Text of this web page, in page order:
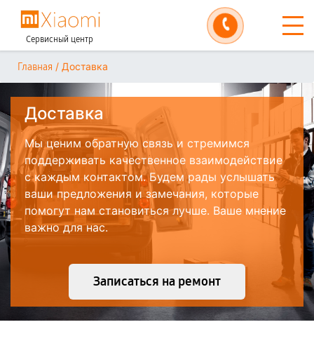
Сервисный центр
Главная / Доставка
Доставка
Мы ценим обратную связь и стремимся
поддерживать качественное взаимодействие
с каждым контактом. Будем рады услышать
ваши предложения и замечания, которые
помогут нам становиться лучше. Ваше мнение
важно для нас.
Записаться на ремонт